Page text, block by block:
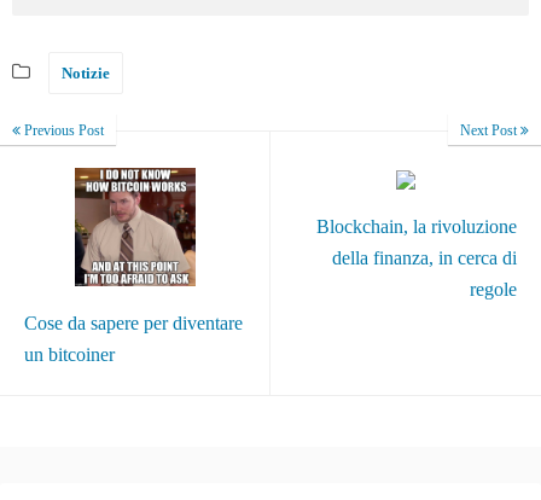
Notizie
Previous Post
Cose da sapere per diventare
un bitcoiner
Next Post
Blockchain, la rivoluzione
della finanza, in cerca di
regole